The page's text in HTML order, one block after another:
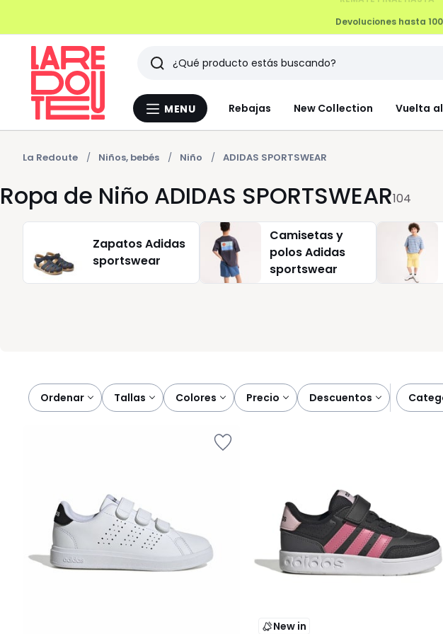
Devoluciones hasta 100
Menu
MENU Rebajas New Collection Vuelta
Buscar
Últimos
artículos
vistos
La Redoute Niños, bebés Niño ADIDAS SPORTSWEAR
Ropa de Niño ADIDAS SPORTSWEAR104
Zapatos Adidas
sportswear
Camisetas y
polos Adidas
sportswear
Ordenar
tallas colores precio descuentos
New in